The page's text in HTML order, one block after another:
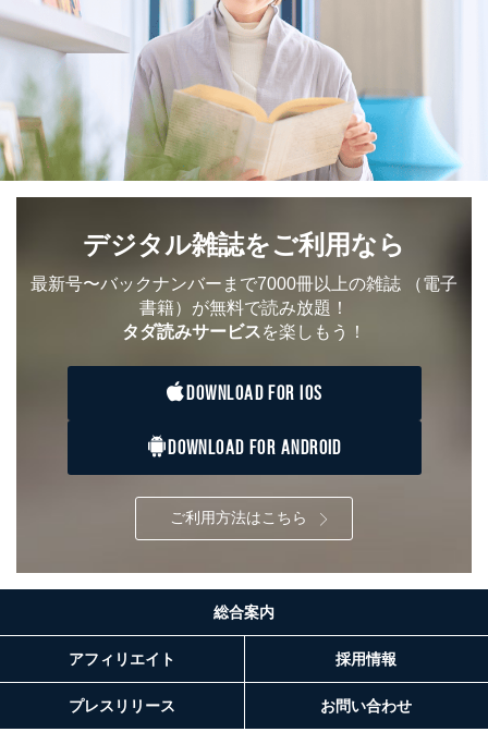
デジタル雑誌をご利用なら
最新号〜バックナンバーまで7000冊以上の雑誌 （電子
書籍）が無料で読み放題！
タダ読みサービスを楽しもう！
DOWNLOAD FOR IOS
DOWNLOAD FOR ANDROID
ご利用方法はこちら
総合案内
アフィリエイト 採用情報
プレスリリース お問い合わせ